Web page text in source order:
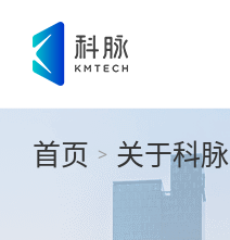
首页 > 关于科脉